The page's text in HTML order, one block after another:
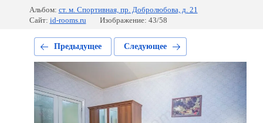
Альбом: ст. м. Спортивная, пр. Добролюбова, д. 21
Сайт: id-rooms.ru Изображение: 43/58
Предыдущее Следующее